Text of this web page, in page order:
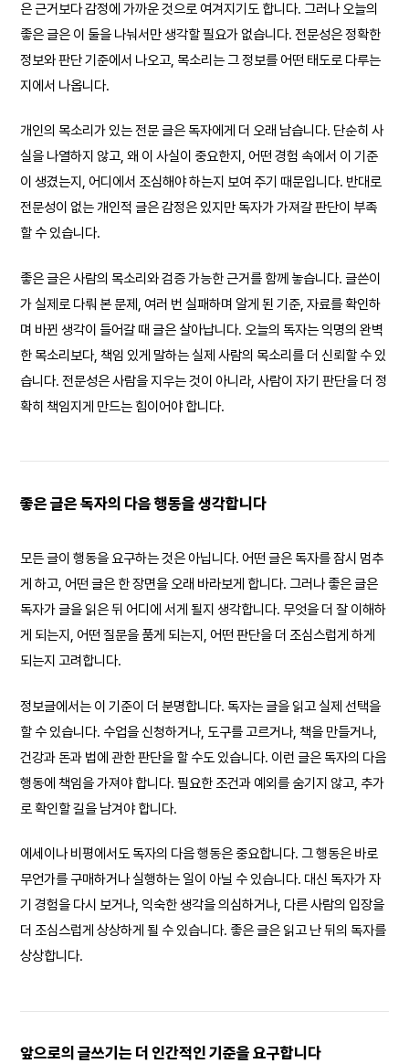
은 근거보다 감정에 가까운 것으로 여겨지기도 합니다. 그러나 오늘의
좋은 글은 이 둘을 나눠서만 생각할 필요가 없습니다. 전문성은 정확한
정보와 판단 기준에서 나오고, 목소리는 그 정보를 어떤 태도로 다루는
지에서 나옵니다.
개인의 목소리가 있는 전문 글은 독자에게 더 오래 남습니다. 단순히 사
실을 나열하지 않고, 왜 이 사실이 중요한지, 어떤 경험 속에서 이 기준
이 생겼는지, 어디에서 조심해야 하는지 보여 주기 때문입니다. 반대로
전문성이 없는 개인적 글은 감정은 있지만 독자가 가져갈 판단이 부족
할 수 있습니다.
좋은 글은 사람의 목소리와 검증 가능한 근거를 함께 놓습니다. 글쓴이
가 실제로 다뤄 본 문제, 여러 번 실패하며 알게 된 기준, 자료를 확인하
며 바뀐 생각이 들어갈 때 글은 살아납니다. 오늘의 독자는 익명의 완벽
한 목소리보다, 책임 있게 말하는 실제 사람의 목소리를 더 신뢰할 수 있
습니다. 전문성은 사람을 지우는 것이 아니라, 사람이 자기 판단을 더 정
확히 책임지게 만드는 힘이어야 합니다.
좋은 글은 독자의 다음 행동을 생각합니다
모든 글이 행동을 요구하는 것은 아닙니다. 어떤 글은 독자를 잠시 멈추
게 하고, 어떤 글은 한 장면을 오래 바라보게 합니다. 그러나 좋은 글은
독자가 글을 읽은 뒤 어디에 서게 될지 생각합니다. 무엇을 더 잘 이해하
게 되는지, 어떤 질문을 품게 되는지, 어떤 판단을 더 조심스럽게 하게
되는지 고려합니다.
정보글에서는 이 기준이 더 분명합니다. 독자는 글을 읽고 실제 선택을
할 수 있습니다. 수업을 신청하거나, 도구를 고르거나, 책을 만들거나,
건강과 돈과 법에 관한 판단을 할 수도 있습니다. 이런 글은 독자의 다음
행동에 책임을 가져야 합니다. 필요한 조건과 예외를 숨기지 않고, 추가
로 확인할 길을 남겨야 합니다.
에세이나 비평에서도 독자의 다음 행동은 중요합니다. 그 행동은 바로
무언가를 구매하거나 실행하는 일이 아닐 수 있습니다. 대신 독자가 자
기 경험을 다시 보거나, 익숙한 생각을 의심하거나, 다른 사람의 입장을
더 조심스럽게 상상하게 될 수 있습니다. 좋은 글은 읽고 난 뒤의 독자를
상상합니다.
앞으로의 글쓰기는 더 인간적인 기준을 요구합니다